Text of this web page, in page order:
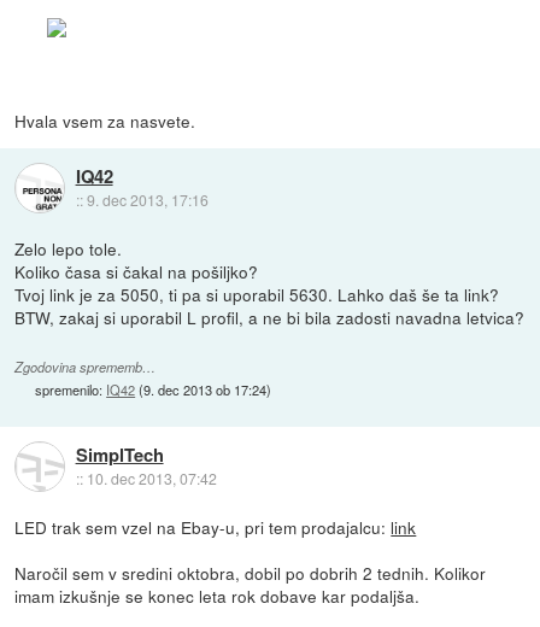
Hvala vsem za nasvete.
IQ42
::9. dec 2013, 17:16
Zelo lepo tole.
Koliko časa si čakal na pošiljko?
Tvoj link je za 5050, ti pa si uporabil 5630. Lahko daš še ta link?
BTW, zakaj si uporabil L profil, a ne bi bila zadosti navadna letvica?
Zgodovina sprememb…
spremenilo: IQ42(9. dec 2013 ob 17:24)
SimplTech
:: 10. dec 2013, 07:42
LED trak sem vzel na Ebay-u, pri tem prodajalcu: link
Naročil sem v sredini oktobra, dobil po dobrih 2 tednih. Kolikor
imam izkušnje se konec leta rok dobave kar podaljša.